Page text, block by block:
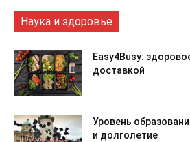
Наука и здоровье
Easy4Busy:
доставкой
Уровень
и долголетие